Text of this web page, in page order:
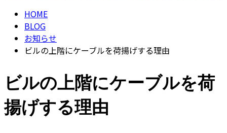
HOME
BLOG
お知らせ
ビルの上階にケーブルを荷揚げする理由
ビルの上階にケーブルを荷
揚げする理由